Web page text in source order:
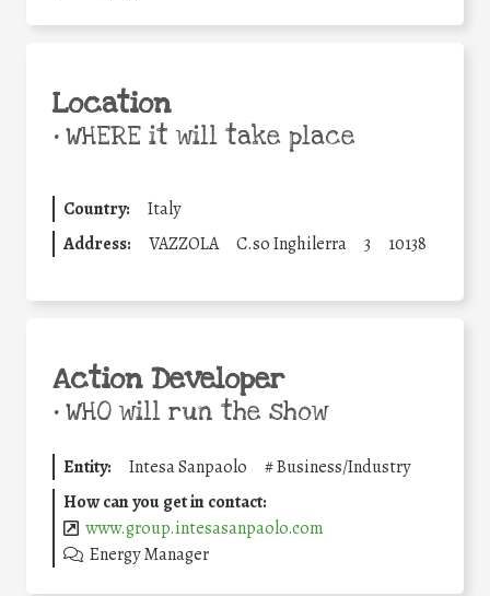
Location
•WHERE it will take place
Country:
Italy
Address:
VAZZOLA C.so Inghilerra 3 10138
Action Developer
•WHO will run the show
Entity: Intesa Sanpaolo #Business/Industry
How can you get in contact:
www.group.intesasanpaolo.com
Energy Manager